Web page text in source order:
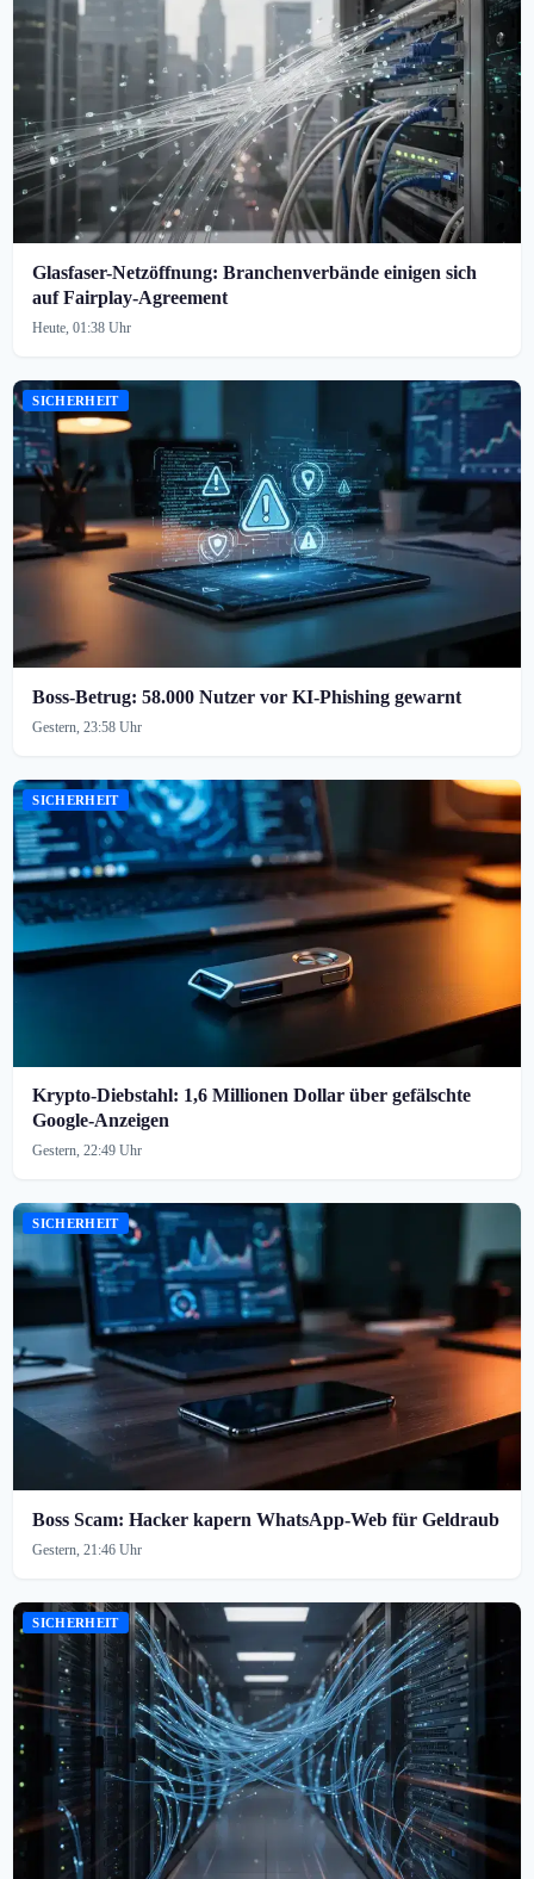
Glasfaser-Netzöffnung: Branchenverbände einigen sich
auf Fairplay-Agreement
Heute, 01:38 Uhr
SICHERHEIT
Boss-Betrug: 58.000 Nutzer vor KI-Phishing gewarnt
Gestern, 23:58 Uhr
SICHERHEIT
Krypto-Diebstahl: 1,6 Millionen Dollar über gefälschte
Google-Anzeigen
Gestern, 22:49 Uhr
SICHERHEIT
Boss Scam: Hacker kapern WhatsApp-Web für Geldraub
Gestern, 21:46 Uhr
SICHERHEIT